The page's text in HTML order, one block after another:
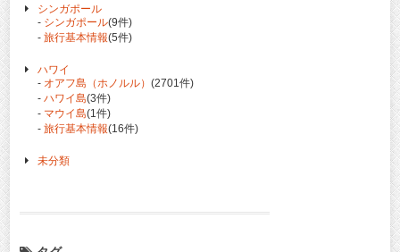
シンガポール
- シンガポール(9件)
- 旅行基本情報(5件)
ハワイ
- オアフ島（ホノルル） (2701件)
- ハワイ島(3件)
- マウイ島(1件)
- 旅行基本情報(16件)
未分類